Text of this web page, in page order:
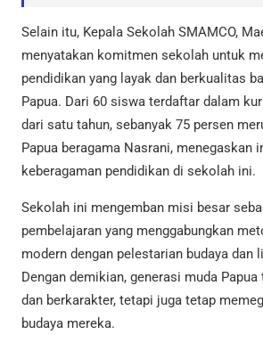
Selain itu, Kepala Sekolah SMAMCO,
menyatakan komitmen sekolah untuk
pendidikan yang layak dan berkualitas
Papua. Dari 60 siswa terdaftar dalam
dari satu tahun, sebanyak 75 persen
Papua beragama Nasrani, menegaskan
keberagaman pendidikan di sekolah ini.
Sekolah ini mengemban misi besar
pembelajaran yang menggabungkan
modern dengan pelestarian budaya dan
Dengan demikian, generasi muda
dan berkarakter, tetapi juga tetap
budaya mereka.